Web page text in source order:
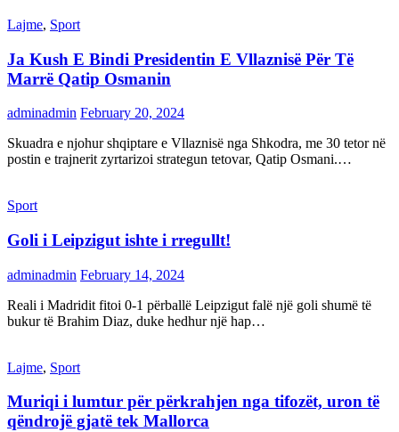
Lajme, Sport
Ja Kush E Bindi Presidentin E Vllaznisë Për Të
Marrë Qatip Osmanin
adminadmin February 20, 2024
Skuadra e njohur shqiptare e Vllaznisë nga Shkodra, me 30 tetor në
postin e trajnerit zyrtarizoi strategun tetovar, Qatip Osmani.…
Sport
Goli i Leipzigut ishte i rregullt!
adminadmin February 14, 2024
Reali i Madridit fitoi 0-1 përballë Leipzigut falë një goli shumë të
bukur të Brahim Diaz, duke hedhur një hap…
Lajme, Sport
Muriqi i lumtur për përkrahjen nga tifozët, uron të
qëndrojë gjatë tek Mallorca